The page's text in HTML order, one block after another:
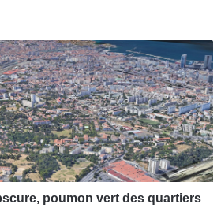
poumon vert des quartiers